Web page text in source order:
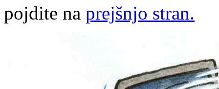
pojdite na prejšnjo stran.